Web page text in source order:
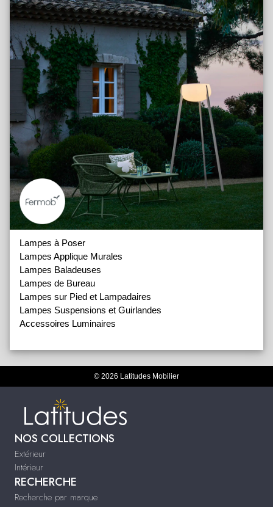
Lampes à Poser
Lampes Applique Murales
Lampes Baladeuses
Lampes de Bureau
Lampes sur Pied et Lampadaires
Lampes Suspensions et Guirlandes
Accessoires Luminaires
© 2026 Latitudes Mobilier
NOS COLLECTIONS
Extérieur
Intérieur
RECHERCHE
Recherche par marque